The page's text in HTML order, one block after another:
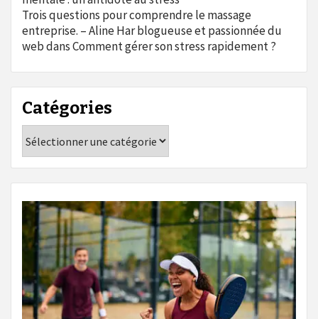
Trois questions pour comprendre le massage
entreprise. – Aline Har blogueuse et passionnée du
webdansComment gérer son stress rapidement ?
Catégories